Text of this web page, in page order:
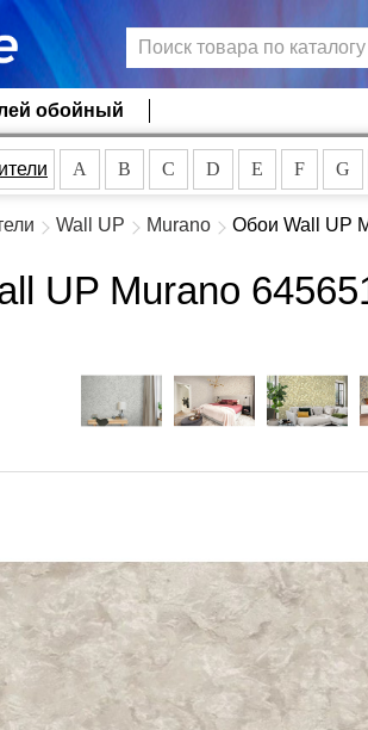
обойный
A B C D E F G
Wall UP Murano Обои Wall UP
UP Murano